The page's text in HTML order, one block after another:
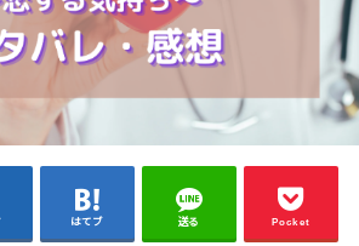
はてブ 送る Pocket